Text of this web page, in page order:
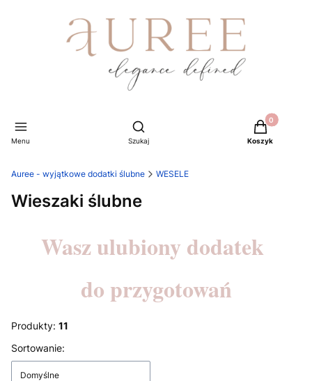
Menu
Otwórz wyszukiwarkę
Szukaj
Produkty w
Koszyk
Auree - wyjątkowe dodatki ślubne WESELE
Wieszaki ślubne
Wasz ulubiony dodatek
do przygotowań
Produkty: 11
Lista produktów
Sortowanie:
Domyślne